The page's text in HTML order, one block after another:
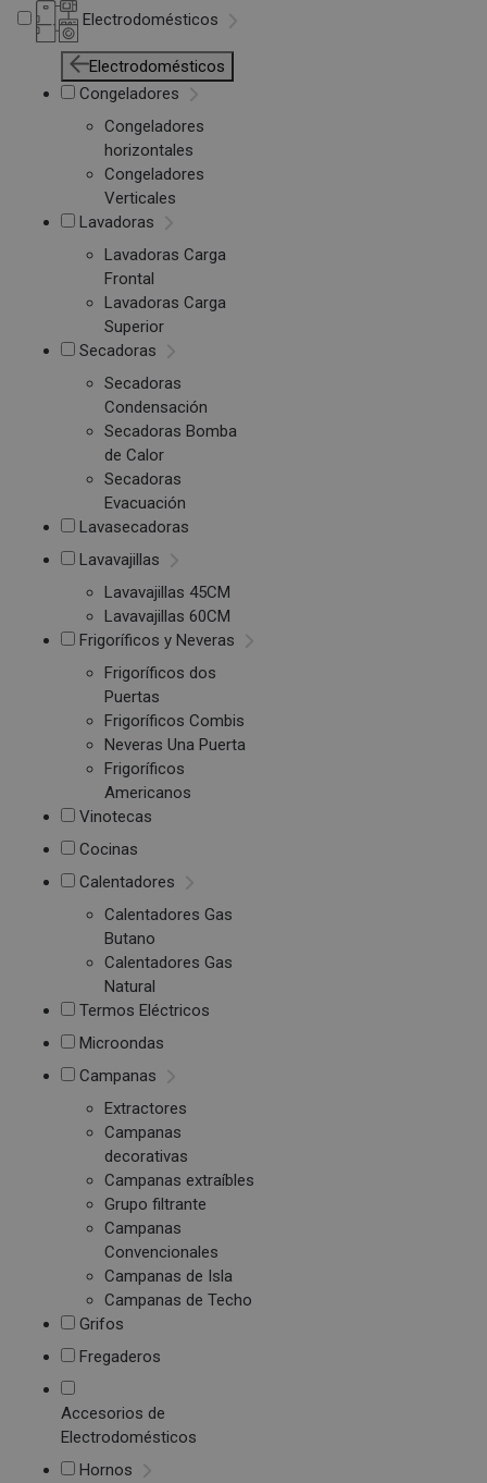
Electrodomésticos
Electrodomésticos
Congeladores
Congeladores
horizontales
Congeladores
Verticales
Lavadoras
Lavadoras Carga
Frontal
Lavadoras Carga
Superior
Secadoras
Secadoras
Condensación
Secadoras Bomba
de Calor
Secadoras
Evacuación
Lavasecadoras
Lavavajillas
Lavavajillas 45CM
Lavavajillas 60CM
Frigoríficos y Neveras
Frigoríficos dos
Puertas
Frigoríficos Combis
Neveras Una Puerta
Frigoríficos
Americanos
Vinotecas
Cocinas
Calentadores
Calentadores Gas
Butano
Calentadores Gas
Natural
Termos Eléctricos
Microondas
Campanas
Extractores
Campanas
decorativas
Campanas extraíbles
Grupo filtrante
Campanas
Convencionales
Campanas de Isla
Campanas de Techo
Grifos
Fregaderos
Accesorios de
Electrodomésticos
Hornos